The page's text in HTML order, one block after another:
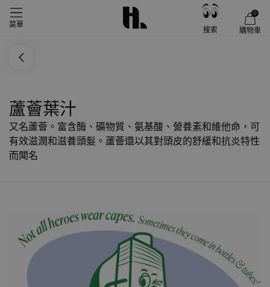
菜單
搜索
0
購物車
蘆薈葉汁
又名蘆薈。富含酶、礦物質、氨基酸、營養素和維他命，可
有效滋潤和滋養頭髮。蘆薈還以其對頭皮的舒緩和抗炎特性
而聞名